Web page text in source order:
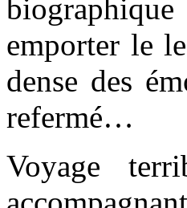
emporter le
dense des
refermé…
Voyage